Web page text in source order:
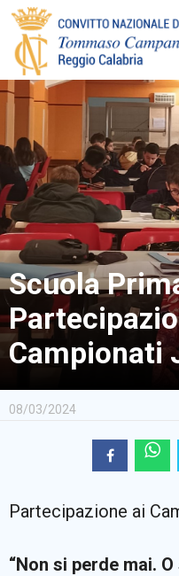
Comunicazioni Esterne
BACHECA SINDACALE
Cerca
Scuola
Campionati
08/03/2024
Partecipazione ai
“Non si perde mai.